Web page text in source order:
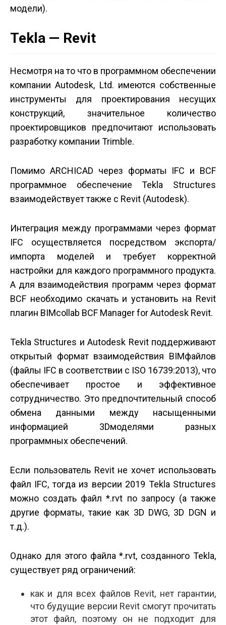
модели).
Tekla — Revit
Несмотря на то что в программном обеспечении
компании Autodesk, Ltd. имеются собственные
инструменты для проектирования несущих
конструкций, значительное количество
проектировщиков предпочитают использовать
разработку компании Trimble.
Помимо ARCHICAD через форматы IFC и BCF
программное обеспечение Tekla Structures
взаимодействует также с Revit (Autodesk).
Интеграция между программами через формат
IFC осуществляется посредством экспорта/
импорта моделей и требует корректной
настройки для каждого программного продукта.
А для взаимодействия программ через формат
BCF необходимо скачать и установить на Revit
плагин BIMcollab BCF Manager for Autodesk Revit.
Tekla Structures и Autodesk Revit поддерживают
открытый формат взаимодействия BIM­файлов
(файлы IFC в соответствии с ISO 16739:2013), что
обеспечивает простое и эффективное
сотрудничество. Это предпочтительный способ
обмена данными между насыщенными
информацией 3D­моделями разных
программных обеспечений.
Если пользователь Revit не хочет использовать
файл IFC, тогда из версии 2019 Tekla Structures
можно создать файл *.rvt по запросу (а также
другие форматы, такие как 3D DWG, 3D DGN и
т.д.).
Однако для этого файла *.rvt, созданного Tekla,
существует ряд ограничений:
как и для всех файлов Revit, нет гарантии,
что будущие версии Revit смогут прочитать
этот файл, поэтому он не подходит для